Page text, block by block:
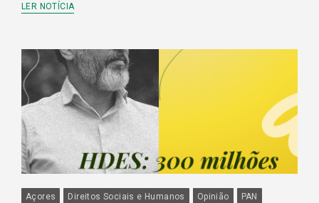
LER NOTÍCIA
Açores Direitos Sociais e Humanos Opinião
PAN